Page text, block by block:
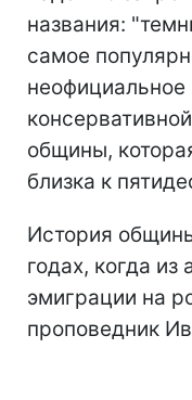
названия:
самое
неофициальное
общины,
близка к
История
годах, когда из
эмиграции на
проповедник